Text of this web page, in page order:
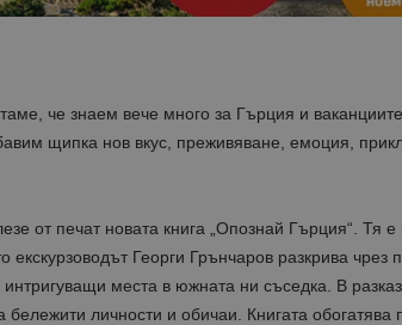
че знаем вече много за Гърция и
щипка нов вкус, преживяване, емоция,
езе от печат новата книга „Опознай Гърция“ Тя е
екскурзоводътГеорги Грънчаровразкрива чрез
интригуващи места в южната ни съседка
В
бележити личности и обичаи. Книгата